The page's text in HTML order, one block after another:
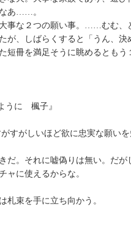
あ……。
事な２つの願い事。……むむ、
、しばらくすると「うん、決
短冊を満足そうに眺めるとも
うに 楓子』
すがしいほど欲に忠実な願い
だ。それに嘘偽りは無い。だ
に使えるからな。
束を手に立ち向かう。